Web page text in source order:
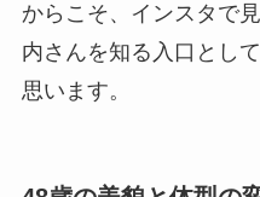
からこそ、インスタで
内さんを知る入口とし
思います。